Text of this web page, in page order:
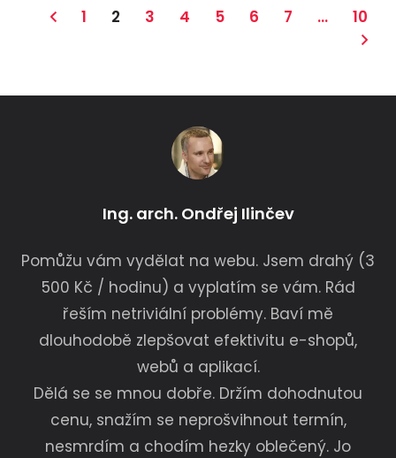
1 2 3 4 5 6 7 … 10
Ing. arch. Ondřej Ilinčev
Pomůžu vám vydělat na webu. Jsem drahý (3
500 Kč / hodinu) a vyplatím se vám. Rád
řeším netriviální problémy. Baví mě
dlouhodobě zlepšovat efektivitu e-shopů,
webů a aplikací.
Dělá se se mnou dobře. Držím dohodnutou
cenu, snažím se neprošvihnout termín,
nesmrdím a chodím hezky oblečený. Jo